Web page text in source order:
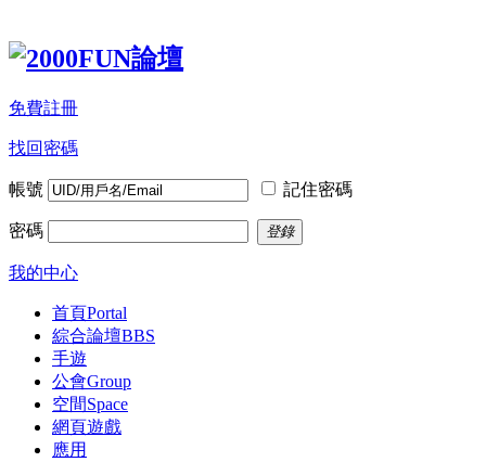
免費註冊
找回密碼
帳號 記住密碼
密碼 登錄
我的中心
首頁Portal
綜合論壇BBS
手遊
公會Group
空間Space
網頁遊戲
應用